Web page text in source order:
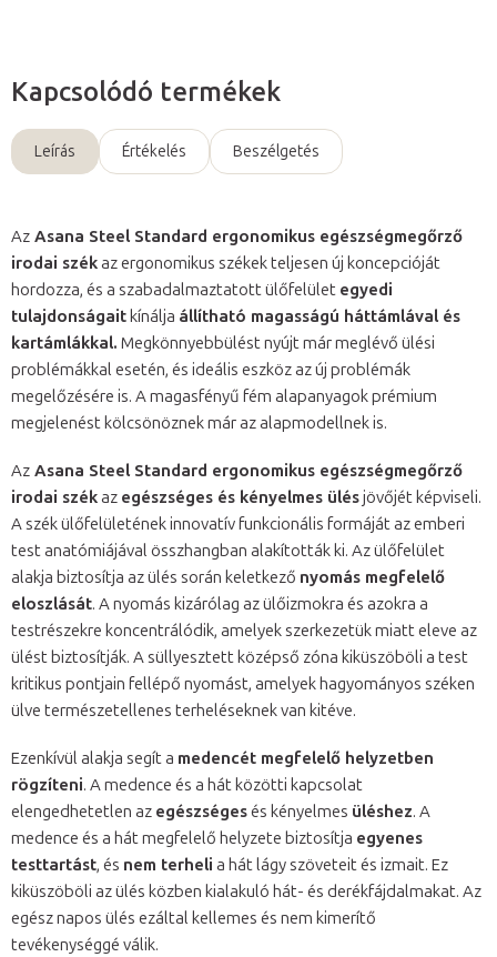
Kapcsolódó termékek
Leírás Értékelés Beszélgetés
Az Asana Steel Standard ergonomikus egészségmegőrző
irodai székaz ergonomikus székek teljesen új koncepcióját
hordozza, és a szabadalmaztatott ülőfelület egyedi
tulajdonságait kínálja állítható magasságú háttámlával és
kartámlákkal. Megkönnyebbülést nyújt már meglévő ülési
problémákkal esetén, és ideális eszköz az új problémák
megelőzésére is. A magasfényű fém alapanyagok prémium
megjelenést kölcsönöznek már az alapmodellnek is.
Az Asana Steel Standard ergonomikus egészségmegőrző
irodai székaz egészséges és kényelmes ülésjövőjét képviseli.
A szék ülőfelületének innovatív funkcionális formáját az emberi
test anatómiájával összhangban alakították ki. Az ülőfelület
alakja biztosítja az ülés során keletkező nyomás megfelelő
eloszlását. A nyomás kizárólag az ülőizmokra és azokra a
testrészekre koncentrálódik, amelyek szerkezetük miatt eleve az
ülést biztosítják. A süllyesztett középső zóna kiküszöböli a test
kritikus pontjain fellépő nyomást, amelyek hagyományos széken
ülve természetellenes terheléseknek van kitéve.
Ezenkívül alakja segít a medencét megfelelő helyzetben
rögzíteni. A medence és a hát közötti kapcsolat
elengedhetetlen az egészségesés kényelmes üléshez. A
medence és a hát megfelelő helyzete biztosítja egyenes
testtartást, és nem terheli a hát lágy szöveteit és izmait. Ez
kiküszöböli az ülés közben kialakuló hát- és derékfájdalmakat. Az
egész napos ülés ezáltal kellemes és nem kimerítő
tevékenységgé válik.